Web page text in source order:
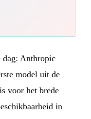
dag: Anthropic
model uit de
voor het brede
in